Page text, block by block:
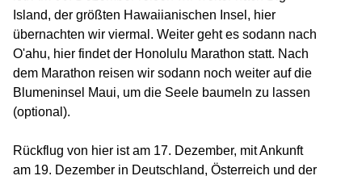
Island, der größten Hawaiianischen Insel, hier
übernachten wir viermal. Weiter geht es sodann nach
O'ahu, hier findet der Honolulu Marathon statt. Nach
dem Marathon reisen wir sodann noch weiter auf die
Blumeninsel Maui, um die Seele baumeln zu lassen
(optional).
Rückflug von hier ist am 17. Dezember, mit Ankunft
am 19. Dezember in Deutschland, Österreich und der